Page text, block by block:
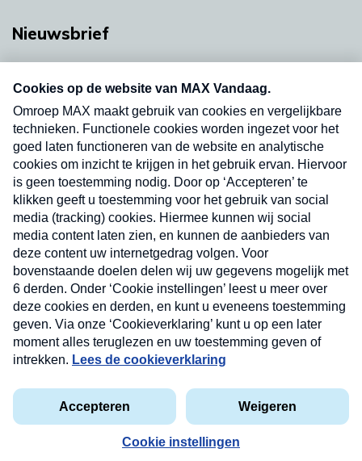
Nieuwsbrief
nieuwsbrief. Elke vrijdag- en dinsdagochtend in
uw mailbox.
Verzend
Privacyverklaring
Cookieverklaring
Kwetsbaarheid melden
Copyright © 2026 MAX Vandaag - Omroep MAX
Nieuwsbrief
Neem hier een gratis abonnement op onze
nieuwsbrief. Elke vrijdag- en dinsdagochtend in uw